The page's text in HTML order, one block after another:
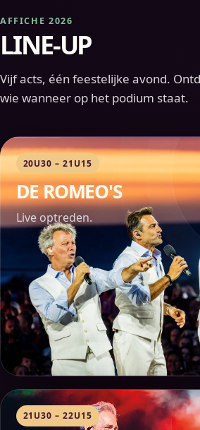
AFFICHE 2026
LINE-UP
Vijf acts, één feestelijke avond.
wie wanneer op het podium staat.
20U30 – 21U15
DE ROMEO'S
Live optreden.
21U30 – 22U15